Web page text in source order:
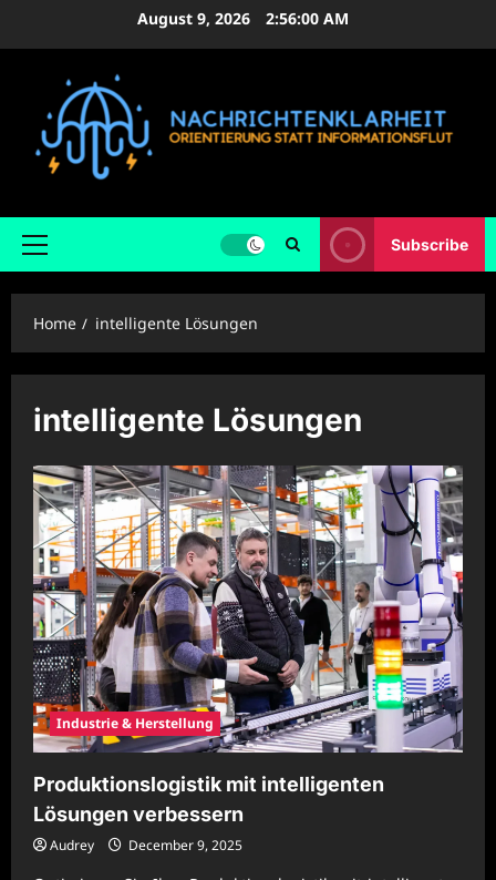
August 9, 2026 2:56:00 AM
Primary
Subscribe
Home intelligente Lösungen
intelligente Lösungen
Industrie & Herstellung
Produktionslogistik mit intelligenten
Lösungen verbessern
Audrey December 9, 2025